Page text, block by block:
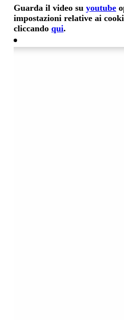
Guarda il video su youtube
impostazioni relative ai
cliccando qui.